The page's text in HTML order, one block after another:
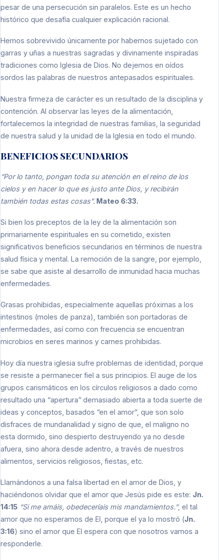
pesar de una persecución sin paralelos. Este es un hecho
histórico que desafía cualquier explicación racional.
Hemos sobrevivido únicamente por habernos sujetado con
garras y uñas a nuestras sagradas y divinamente inspiradas
tradiciones como Iglesia de Dios. No dejemos en oídos
sordos las palabras de nuestros antepasados espirituales.
Nuestra firmeza de carácter es un resultado de la disciplina y
contención. Al observar las leyes de la alimentación,
fortalecemos la integridad de nuestras familias, la seguridad
de nuestra salud y la unidad de la Iglesia en todo el mundo.
BENEFICIOS SECUNDARIOS
“Por lo tanto, pongan toda su atención en el reino de los
cielos y en hacer lo que es justo ante Dios, y recibirán
también todas estas cosas”. Mateo 6:33.
Si bien los preceptos de la ley de la alimentación son
primariamente espirituales en su cometido, existen
significativos beneficios secundarios en términos de nuestra
salud física y mental. La remoción de la sangre, por ejemplo,
se sabe que asiste al desarrollo de inmunidad hacia muchas
enfermedades.
Grasas prohibidas, especialmente aquellas próximas a los
intestinos (moles de panza), también son portadoras de
enfermedades, así como con frecuencia se encuentran
microbios en seres marinos y carnes prohibidas.
Hoy día nuestra iglesia sufre problemas de identidad, porque
se resiste a permanecer fiel a sus principios. El auge de los
grupos carismáticos en los círculos religiosos a dado como
resultado una “apertura” demasiado abierta a toda suerte de
ideas y conceptos, basados “en el amor”, que son solo
disfraces de mundanalidad y signo de que, el maligno no
esta dormido, sino despierto destruyendo ya no desde
afuera, sino ahora desde adentro, a través de nuestros
alimentos, servicios religiosos, fiestas, etc.
Llamándonos a una falsa libertad en el amor de Dios, y
haciéndonos olvidar que el amor que Jesús pide es este: Jn.
14:15 “Si me amáis, obedeceríais mis mandamientos.”, el tal
amor que no esperamos de El, porque el ya lo mostró (Jn.
3:16) sino el amor que El espera con que nosotros vamos a
responderle.